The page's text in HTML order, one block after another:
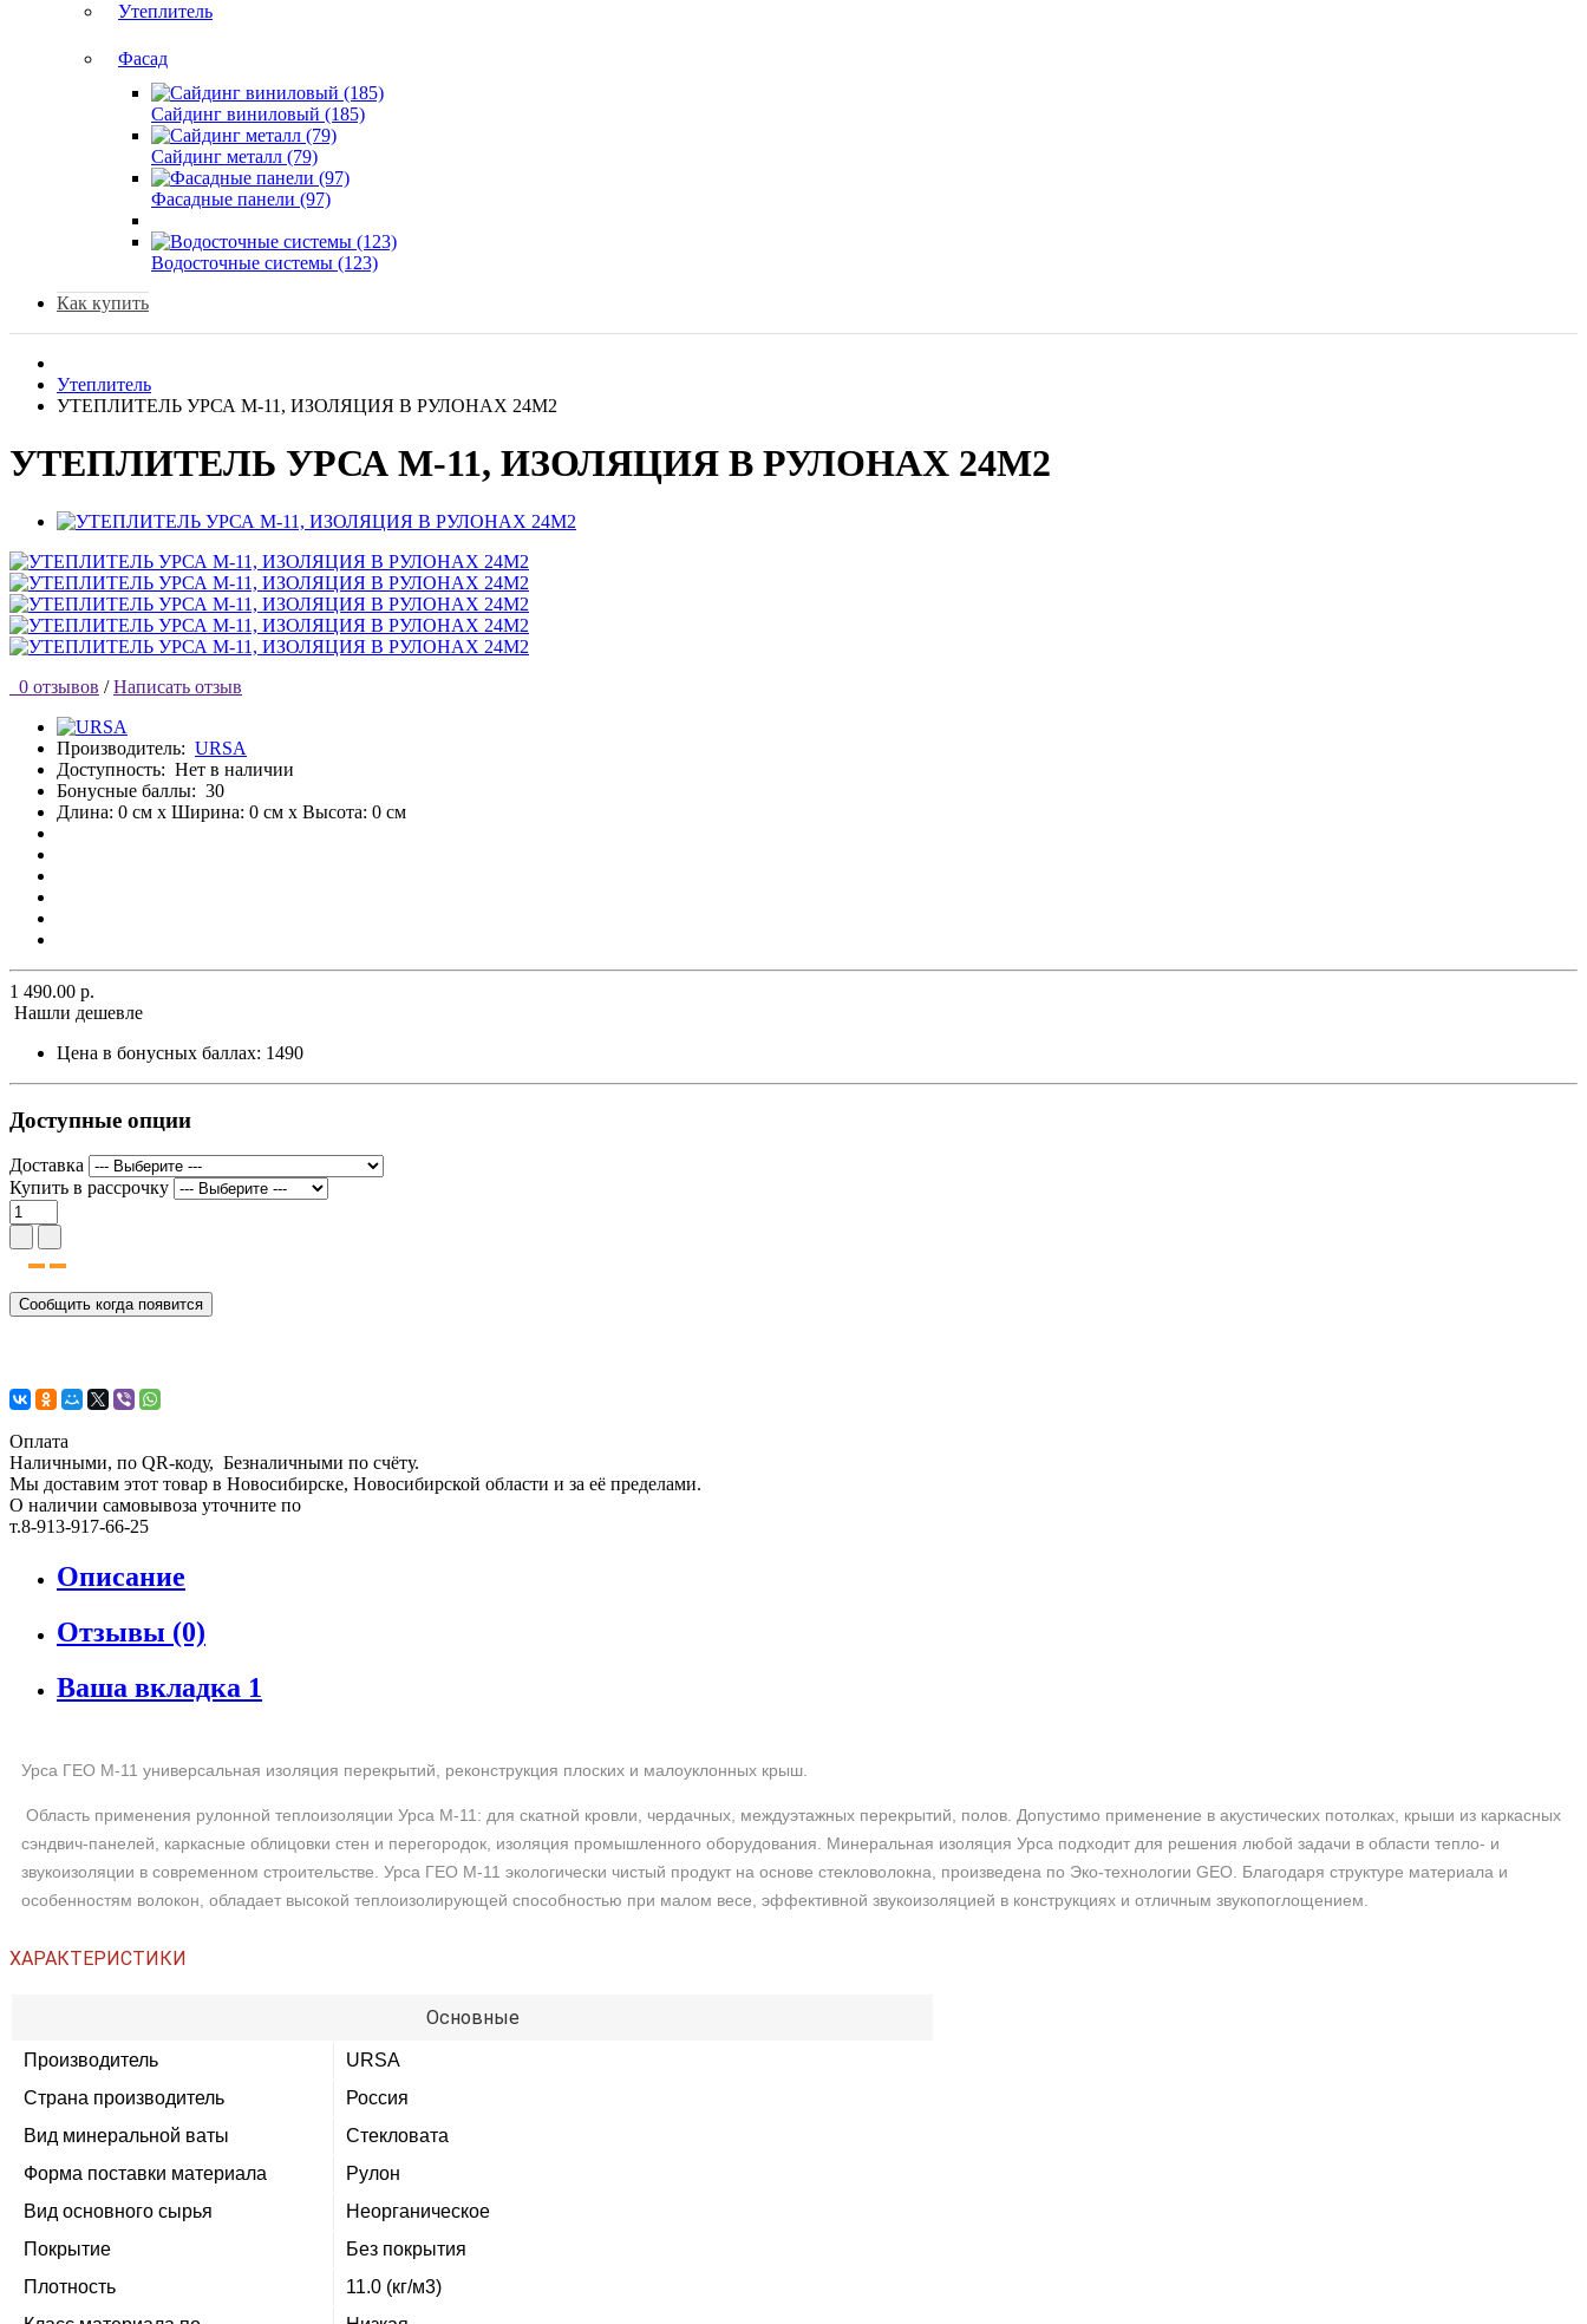
Утеплитель
Фасад
Сайдинг виниловый (185)
Сайдинг металл (79)
Фасадные панели (97)
Водосточные системы (123)
Как купить
Утеплитель
УТЕПЛИТЕЛЬ УРСА М-11, ИЗОЛЯЦИЯ В РУЛОНАХ 24М2
УТЕПЛИТЕЛЬ УРСА М-11, ИЗОЛЯЦИЯ В РУЛОНАХ 24М2
0 отзывов / Написать отзыв
Производитель: URSA
Доступность: Нет в наличии
Бонусные баллы: 30
Длина: 0 см x Ширина: 0 см x Высота: 0 см
1 490.00 р.
Нашли дешевле
Цена в бонусных баллах: 1490
Доступные опции
Доставка
Купить в рассрочку
Сообщить когда появится
Оплата
Наличными, по QR-коду, Безналичными по счёту.
Мы доставим этот товар в Новосибирске, Новосибирской области и за её пределами.
О наличии самовывоза уточните по
т.8-913-917-66-25
Описание
Отзывы (0)
Ваша вкладка 1
Урса ГЕО М-11 универсальная изоляция перекрытий, реконструкция плоских и малоуклонных крыш.
Область применения рулонной теплоизоляции Урса М-11: для скатной кровли, чердачных, междуэтажных перекрытий, полов. Допустимо применение в акустических потолках, крыши из каркасных
сэндвич-панелей, каркасные облицовки стен и перегородок, изоляция промышленного оборудования. Минеральная изоляция Урса подходит для решения любой задачи в области тепло- и
звукоизоляции в современном строительстве. Урса ГЕО М-11 экологически чистый продукт на основе стекловолокна, произведена по Эко-технологии GEO. Благодаря структуре материала и
особенностям волокон, обладает высокой теплоизолирующей способностью при малом весе, эффективной звукоизоляцией в конструкциях и отличным звукопоглощением.
ХАРАКТЕРИСТИКИ
Основные
Производитель
URSA
Страна производитель
Россия
Вид минеральной ваты
Стекловата
Форма поставки материала
Рулон
Вид основного сырья
Неорганическое
Покрытие
Без покрытия
Плотность
11.0 (кг/м3)